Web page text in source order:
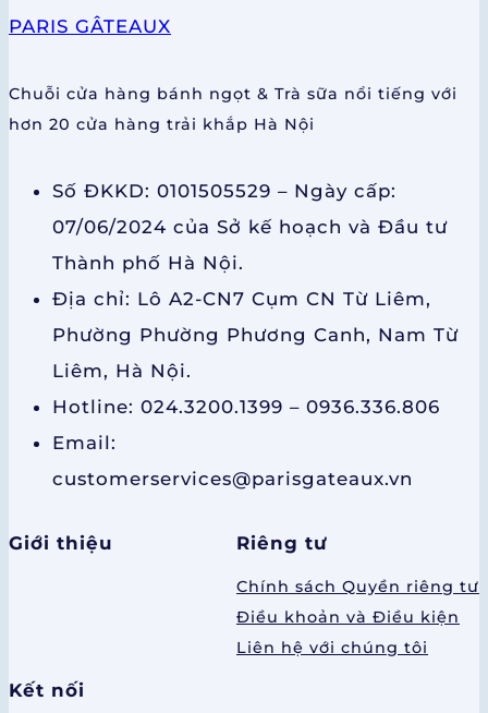
PARIS GÂTEAUX
Chuỗi cửa hàng bánh ngọt & Trà sữa nổi tiếng với
hơn 20 cửa hàng trải khắp Hà Nội
Số ĐKKD: 0101505529 – Ngày cấp:
07/06/2024 của Sở kế hoạch và Đầu tư
Thành phố Hà Nội.
Địa chỉ: Lô A2-CN7 Cụm CN Từ Liêm,
Phường Phường Phương Canh, Nam Từ
Liêm, Hà Nội.
Hotline: 024.3200.1399 – 0936.336.806
Email:
customerservices@parisgateaux.vn
Giới thiệu Riêng tư
Chính sách Quyền riêng tư
Điều khoản và Điều kiện
Liên hệ với chúng tôi
Kết nối